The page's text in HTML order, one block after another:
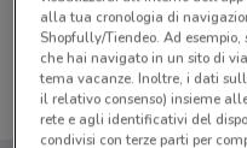
Puoi trovare le
salvarle e creare
dal tuo cellulare.
alla tua cronologia di
Shopfully/Tiendeo. Ad
che hai navigato in un sito di
tema vacanze. Inoltre, i dati
il relativo consenso) insieme
rete e agli identificativi del
condivisi con terze parti per